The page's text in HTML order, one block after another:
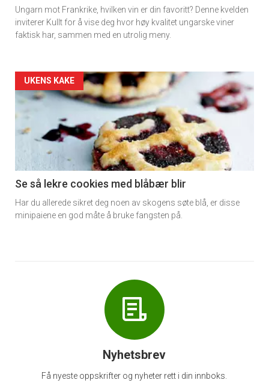
Ungarn mot Frankrike, hvilken vin er din favoritt? Denne kvelden
inviterer Kullt for å vise deg hvor høy kvalitet ungarske viner
faktisk har, sammen med en utrolig meny.
Forsiden
akkurat
nå
6
UKENS KAKE
Se så lekre cookies med blåbær blir
Har du allerede sikret deg noen av skogens søte blå, er disse
minipaiene en god måte å bruke fangsten på.
Nyhetsbrev
Få nyeste oppskrifter og nyheter rett i din innboks.